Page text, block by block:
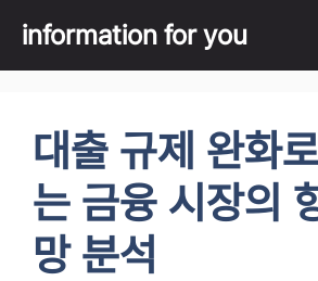
content
information for you
대출 규제 완화
는 금융 시장의
망 분석